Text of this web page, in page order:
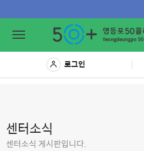
Toggle
로그인
센터소식
센터소식 게시판입니다.